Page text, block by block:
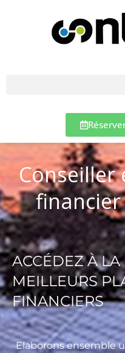
Conseiller
ACCÉDEZ À LA
MEILLEURS
FINANCIERS
Elaborons ensemble